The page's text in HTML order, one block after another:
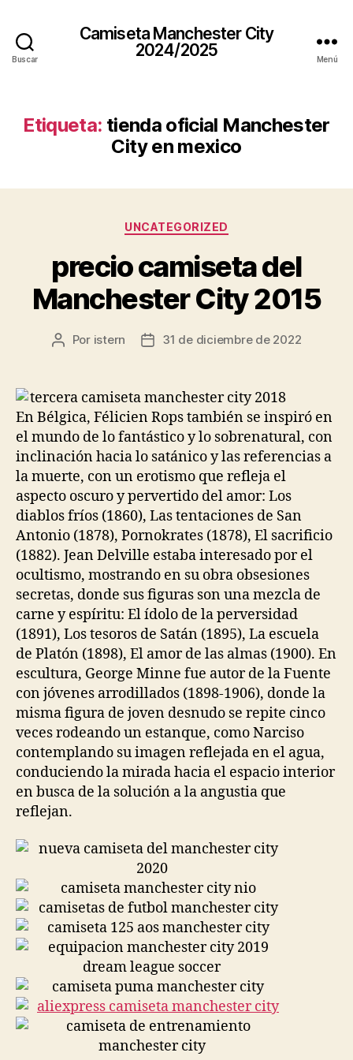
Buscar
Camiseta Manchester City
2024/2025
Menú
Etiqueta: tienda oficial Manchester
City en mexico
Categorías
UNCATEGORIZED
precio camiseta del
Manchester City 2015
Autor
entrada
Por istern
Fecha
entrada
31 de diciembre de 2022
En Bélgica, Félicien Rops también se inspiró en
el mundo de lo fantástico y lo sobrenatural, con
inclinación hacia lo satánico y las referencias a
la muerte, con un erotismo que refleja el
aspecto oscuro y pervertido del amor: Los
diablos fríos (1860), Las tentaciones de San
Antonio (1878), Pornokrates (1878), El sacrificio
(1882). Jean Delville estaba interesado por el
ocultismo, mostrando en su obra obsesiones
secretas, donde sus figuras son una mezcla de
carne y espíritu: El ídolo de la perversidad
(1891), Los tesoros de Satán (1895), La escuela
de Platón (1898), El amor de las almas (1900). En
escultura, George Minne fue autor de la Fuente
con jóvenes arrodillados (1898-1906), donde la
misma figura de joven desnudo se repite cinco
veces rodeando un estanque, como Narciso
contemplando su imagen reflejada en el agua,
conduciendo la mirada hacia el espacio interior
en busca de la solución a la angustia que
reflejan.